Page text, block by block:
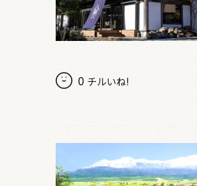
0 チルいね!